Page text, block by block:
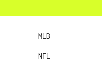
MLB
NFL